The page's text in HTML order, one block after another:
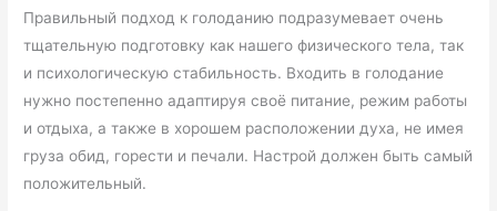
Правильный подход к голоданию подразумевает очень
тщательную подготовку как нашего физического тела, так
и психологическую стабильность. Входить в голодание
нужно постепенно адаптируя своё питание, режим работы
и отдыха, а также в хорошем расположении духа, не имея
груза обид, горести и печали. Настрой должен быть самый
положительный.